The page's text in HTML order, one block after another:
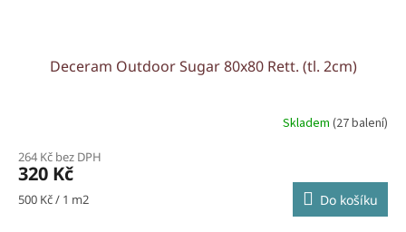
Deceram Outdoor Sugar 80x80 Rett. (tl. 2cm)
Skladem (27 balení)
264 Kč bez DPH
320 Kč
Měrná
500 Kč / 1 m2 Do košíku